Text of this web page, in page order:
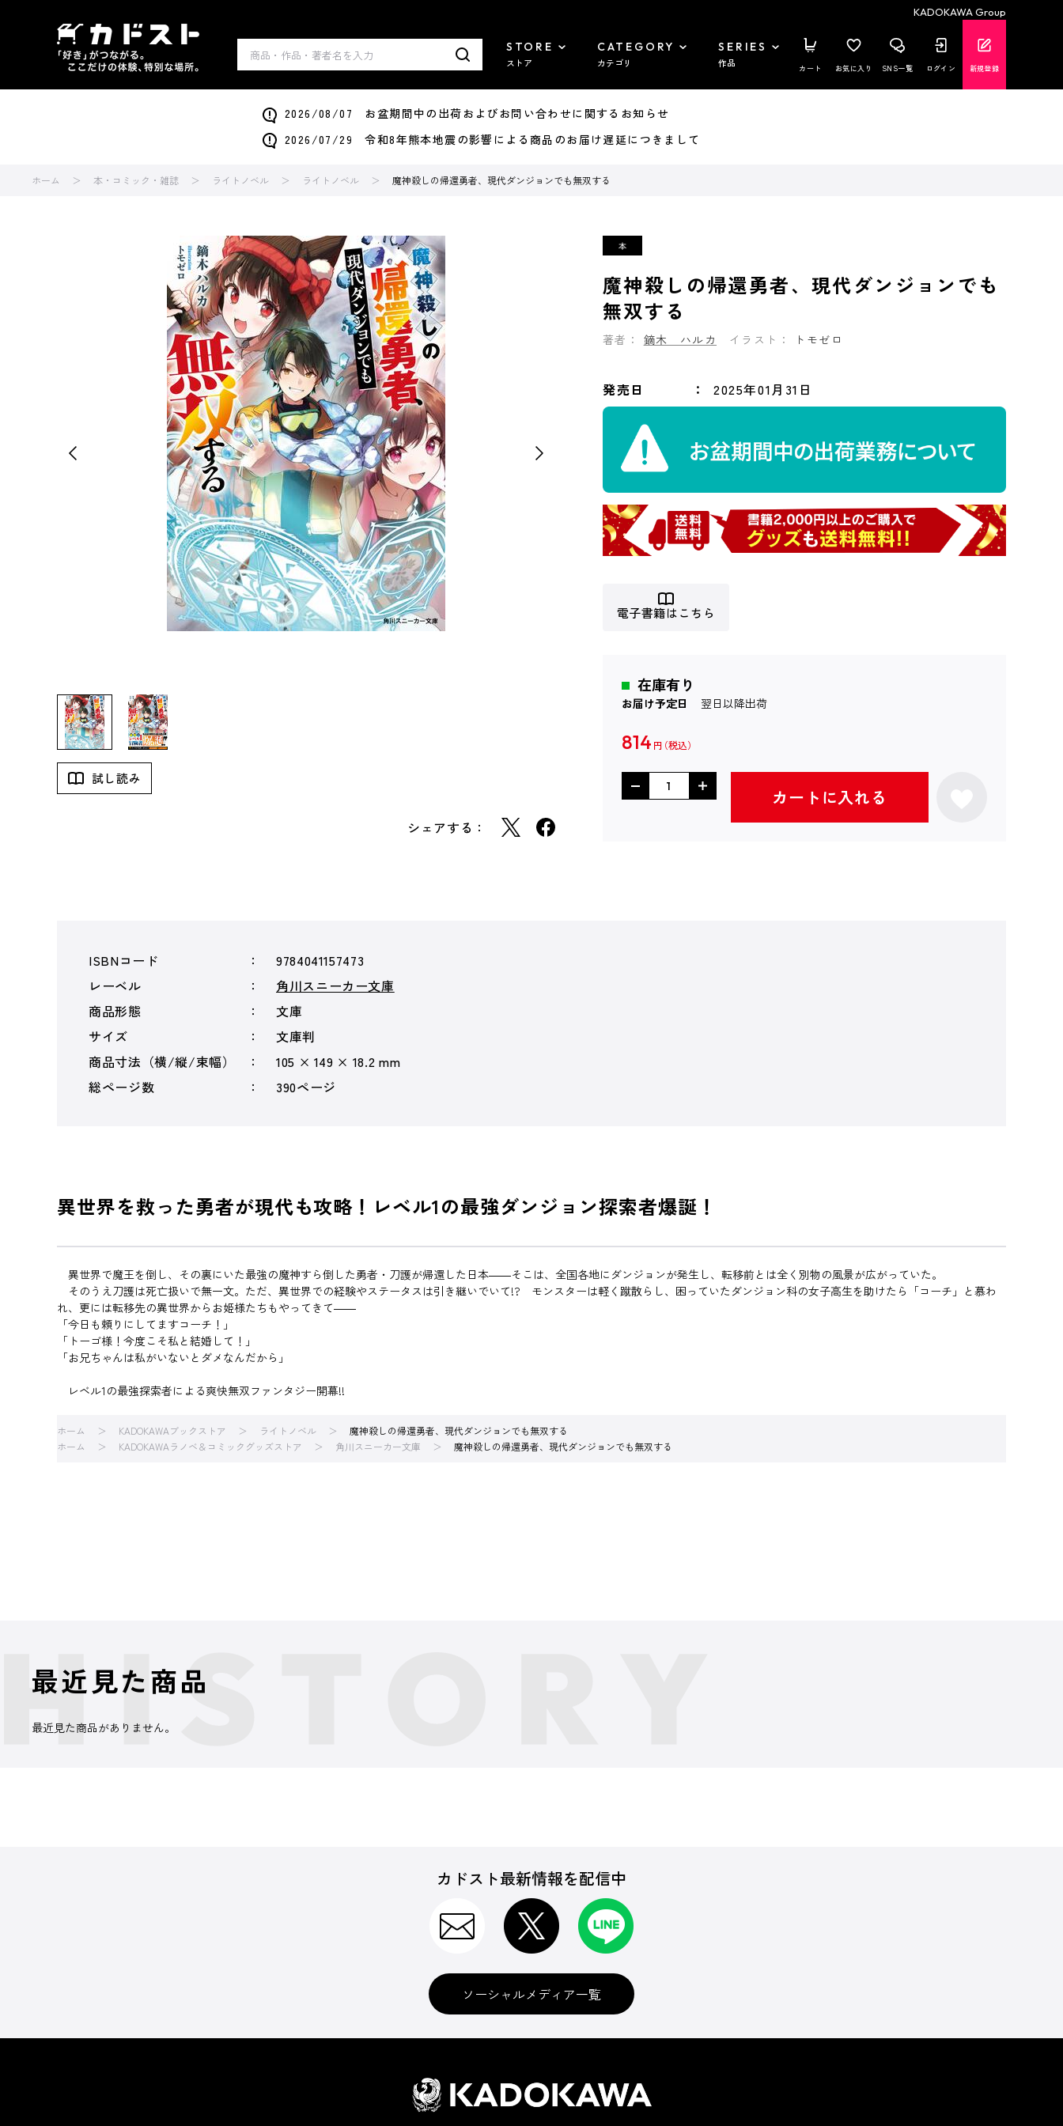
KADOKAWA Group
STORE
ストア
CATEGORY
カテゴリ
SERIES
作品 カート お気に入り SNS一覧 ログイン 新規登録
2026/08/07 お盆期間中の出荷およびお問い合わせに関するお知らせ
2026/07/29 令和8年熊本地震の影響による商品のお届け遅延につきまして
ホーム 本・コミック・雑誌 ライトノベル ライトノベル 魔神殺しの帰還勇者、現代ダンジョンでも無双する
試し読み
シェアする：
魔神殺しの帰還勇者、現代ダンジョンでも
無双する
著者： 鏑木 ハルカ イラスト： トモゼロ
発売日 2025年01月31日
電子書籍はこちら
在庫有り
お届け予定日 翌日以降出荷
814 円
カートに入れる
ISBNコード
9784041157473
レーベル
角川スニーカー文庫
商品形態
文庫
サイズ
文庫判
商品寸法（横/縦/束幅）
105 × 149 × 18.2 mm
総ページ数
390ページ
異世界を救った勇者が現代も攻略！レベル1の最強ダンジョン探索者爆誕！
異世界で魔王を倒し、その裏にいた最強の魔神すら倒した勇者・刀護が帰還した日本――そこは、全国各地にダンジョンが発生し、転移前とは全く別物の風景が広がっていた。
そのうえ刀護は死亡扱いで無一文。ただ、異世界での経験やステータスは引き継いでいて!? モンスターは軽く蹴散らし、困っていたダンジョン科の女子高生を助けたら「コーチ」と慕わ
れ、更には転移先の異世界からお姫様たちもやってきて――
「今日も頼りにしてますコーチ！」
「トーゴ様！今度こそ私と結婚して！」
「お兄ちゃんは私がいないとダメなんだから」
レベル1の最強探索者による爽快無双ファンタジー開幕!!
ホーム KADOKAWAブックストア ライトノベル
魔神殺しの帰還勇者、現代ダンジョンでも無双する
ホーム
KADOKAWAラノベ＆コミックグッズストア 角川スニーカー文庫 魔神殺しの帰還勇者、現代ダンジョンでも無双する
最近見た商品
最近見た商品がありません。
カドスト最新情報を配信中
ソーシャルメディア一覧